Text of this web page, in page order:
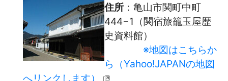
住所 ：亀山市関町中町
444−1（関宿旅籠玉屋歴
史資料館）
※地図はこちらか
ら（Yahoo!JAPANの地図
へリンクします）